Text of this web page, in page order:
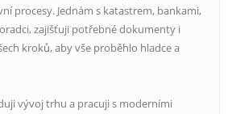
procesy. Jednám s katastrem, bankami,
zajišťuji potřebné dokumenty i
kroků, aby vše proběhlo hladce a
vývoj trhu a pracuji s moderními